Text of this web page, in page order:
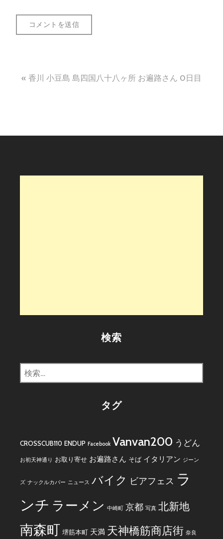
投
ビ
ー
香川 小豆島 島四国八十八ヶ所 お遍路さん 0日目
検索
検
索:
タグ
CROSSCUB110 ENDUP Facebook Vanvan200 うどん
お初天神通り お取り寄せ お遍路さん そば イタリアン ジーン
ズ ナックルカバー ニュース バイク ビアフェス ラ
ンチ ラーメン 中崎町 京都 写真 北新地
南森町 堺筋本町 天満 天神橋筋商店街 奈良